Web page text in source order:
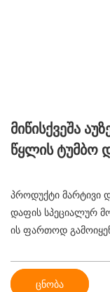
Მიწისქვეშა
Წყლის Ტუმბო
პროდუქტი მარტივი
დაფის სპეციალურ
ის ფართოდ
ცნობა